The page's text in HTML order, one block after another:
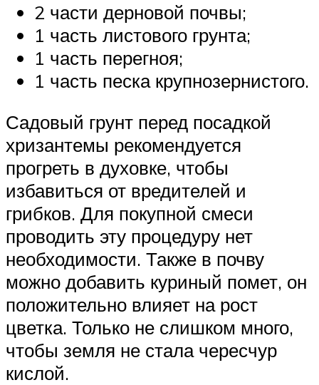
2 части дерновой почвы;
1 часть листового грунта;
1 часть перегноя;
1 часть песка крупнозернистого.
Садовый грунт перед посадкой
хризантемы рекомендуется
прогреть в духовке, чтобы
избавиться от вредителей и
грибков. Для покупной смеси
проводить эту процедуру нет
необходимости. Также в почву
можно добавить куриный помет, он
положительно влияет на рост
цветка. Только не слишком много,
чтобы земля не стала чересчур
кислой.